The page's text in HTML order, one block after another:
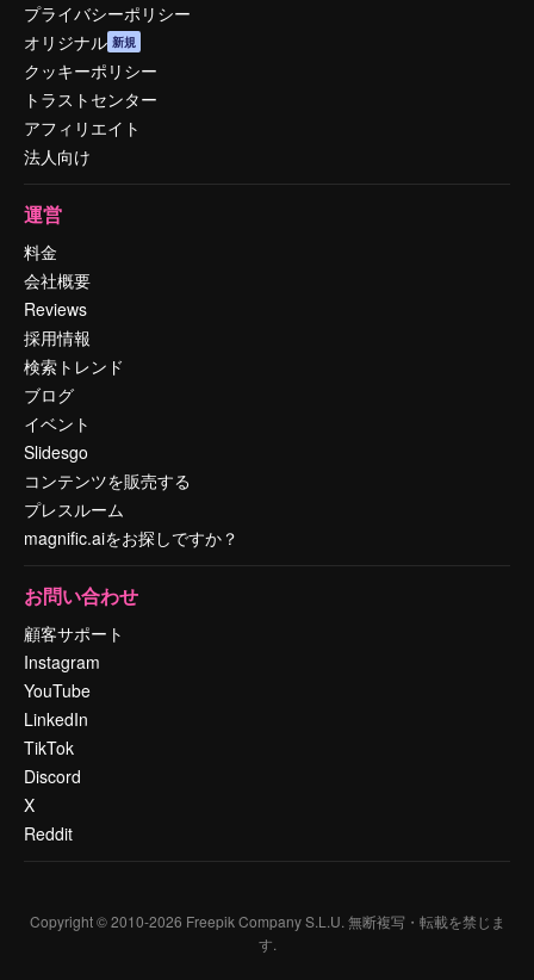
プライバシーポリシー
オリジナル 新規
クッキーポリシー
トラストセンター
アフィリエイト
法人向け
運営
料金
会社概要
Reviews
採用情報
検索トレンド
ブログ
イベント
Slidesgo
コンテンツを販売する
プレスルーム
magnific.aiをお探しですか？
お問い合わせ
顧客サポート
Instagram
YouTube
LinkedIn
TikTok
Discord
X
Reddit
Copyright © 2010-2026 Freepik Company S.L.U. 無断複写・転載を禁じま
す.